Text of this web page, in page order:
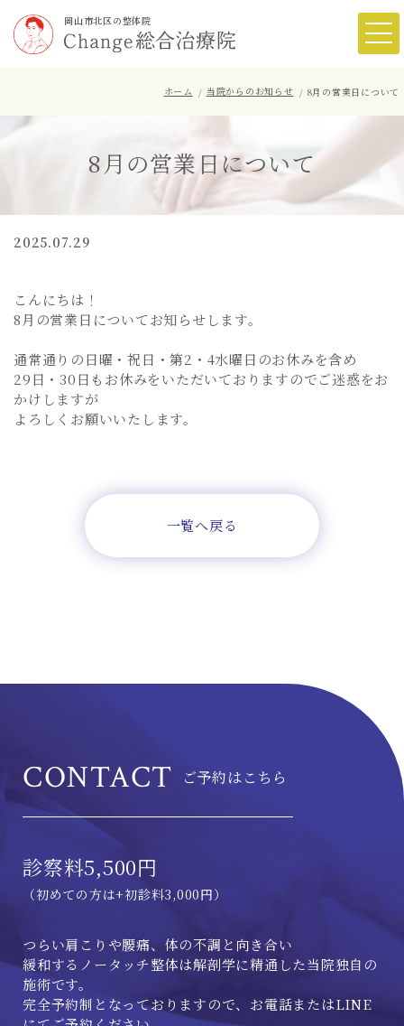
岡山市北区の整体院
ホーム 当院からのお知らせ 8月の営業日について
8月の営業日について
2025.07.29
こんにちは！
8月の営業日についてお知らせします。
通常通りの日曜・祝日・第2・4水曜日のお休みを含め
29日・30日もお休みをいただいておりますのでご迷惑をお
かけしますが
よろしくお願いいたします。
一覧へ戻る
CONTACT ご予約はこちら
診察料5,500円
（初めての方は+初診料3,000円）
つらい肩こりや腰痛、体の不調と向き合い
緩和するノータッチ整体は解剖学に精通した当院独自の
施術です。
完全予約制となっておりますので、お電話またはLINE